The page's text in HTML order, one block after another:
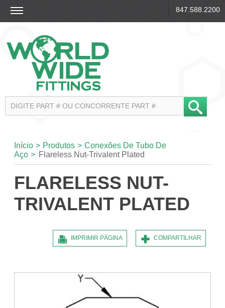
847.588.2200
Início > Produtos > Conexões De Tubo De
Aço > Flareless Nut-Trivalent Plated
FLARELESS NUT-
TRIVALENT PLATED
COMPARTILHAR
IMPRIMIR PÁGINA